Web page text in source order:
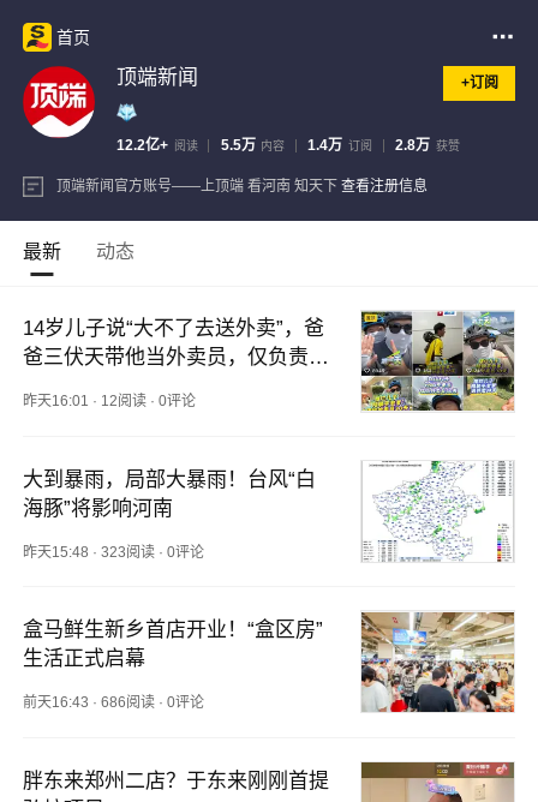
首页
顶端新闻 +订阅
12.2亿+ 阅读 5.5万 内容 1.4万 订阅 2.8万 获赞
顶端新闻官方账号——上顶端 看河南 知天下 查看注册信息
最新 动态
14岁儿子说“大不了去送外卖”，爸
爸三伏天带他当外卖员，仅负责接
昨天16:01 · 12阅读 ·0评论
大到暴雨，局部大暴雨！台风“白
海豚”将影响河南
昨天15:48 ·323阅读 ·0评论
盒马鲜生新乡首店开业！“盒区房”
生活正式启幕
前天16:43 ·686阅读 ·0评论
胖东来郑州二店？于东来刚刚首提